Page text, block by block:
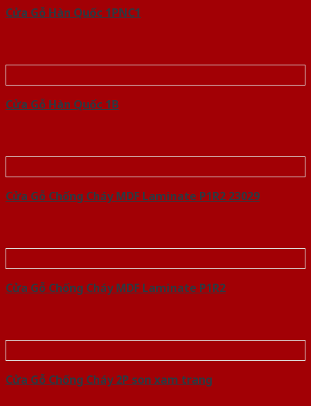
Cửa Gỗ Hàn Quốc 1PNC1
Cửa Gỗ Hàn Quốc 1B
Cửa Gỗ Chống Cháy MDF Laminate P1R2 23029
Cửa Gỗ Chống Cháy MDF Laminate P1R2
Cửa Gỗ Chống Cháy 2P son xam trang